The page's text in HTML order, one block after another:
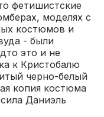
фетишистские
моделях с
костюмов и
- были
это и не
к Кристобалю
черно-белый
копия костюма
Даниэль